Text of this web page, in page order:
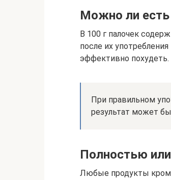
Можно ли есть
В 100 г палочек
после их
эффективно похудеть.
При правильном
результат может
Полностью
Любые продукты кроме